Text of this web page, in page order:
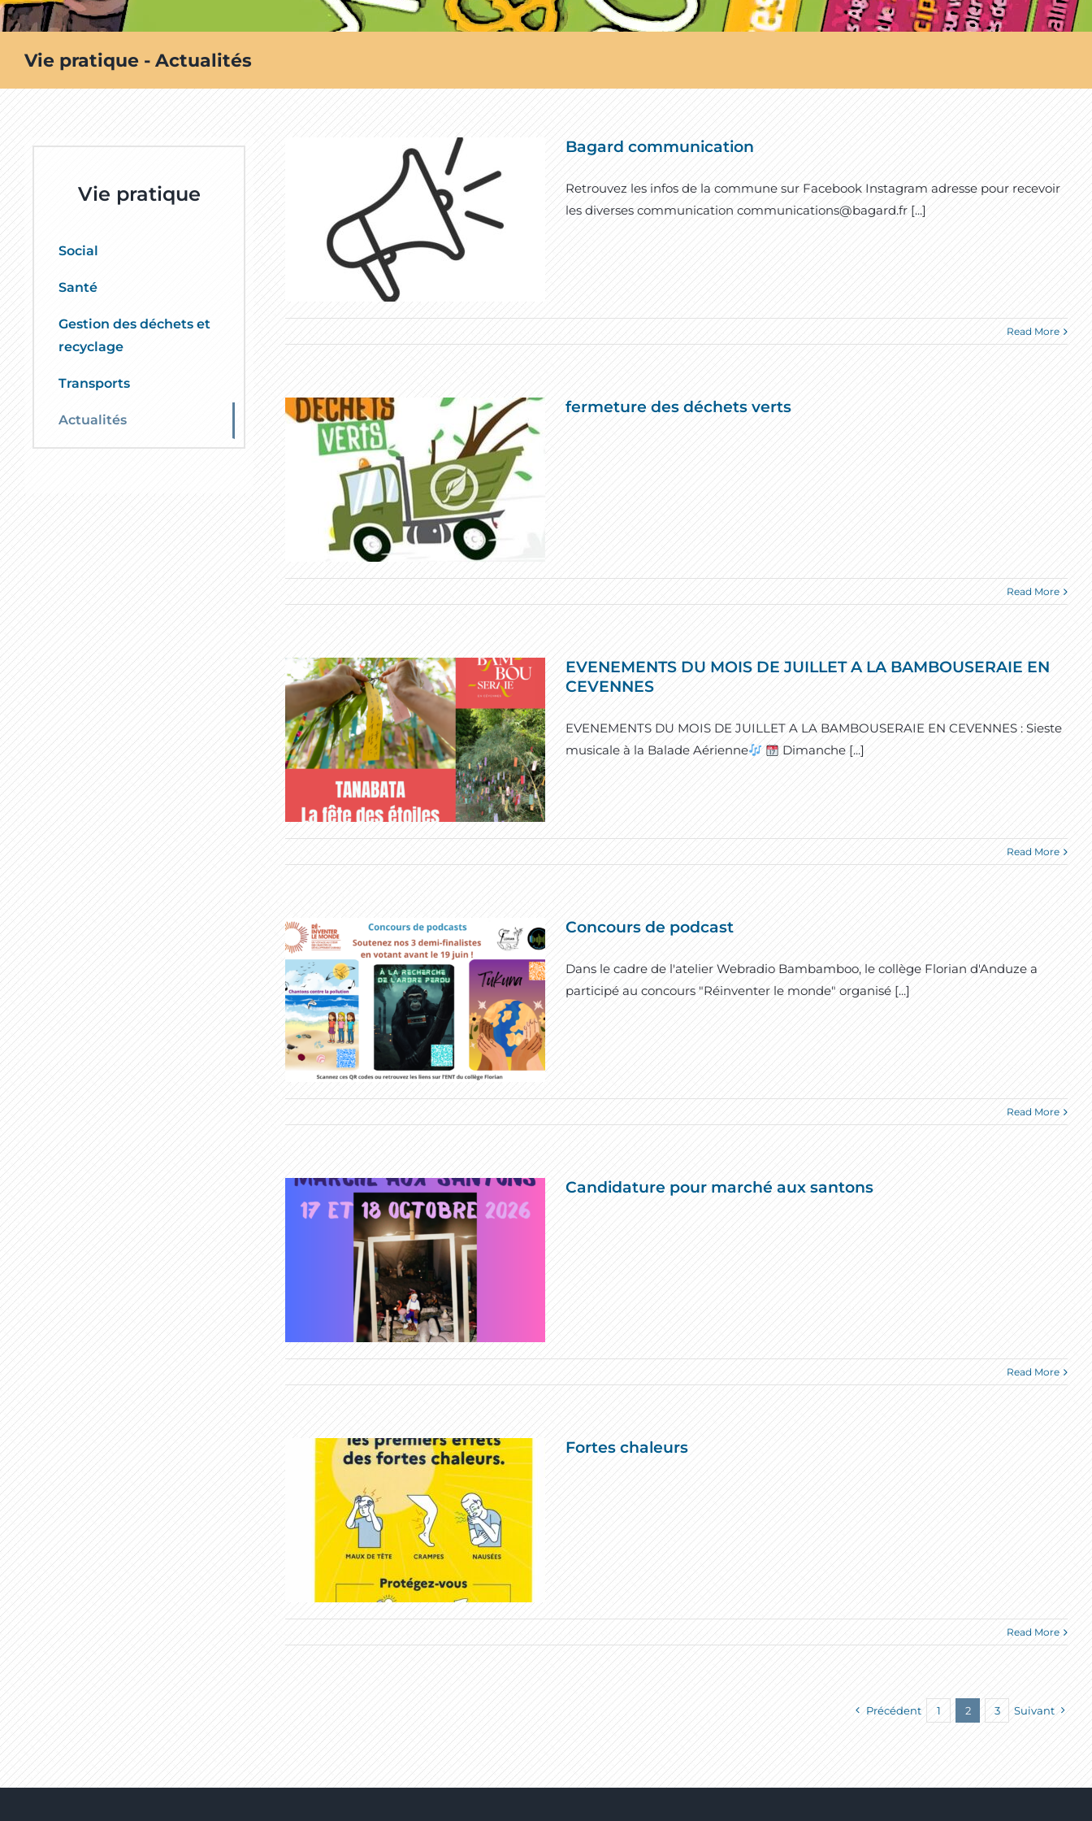
Vie pratique - Actualités
Bagard communication
Retrouvez les infos de la commune sur Facebook Instagram adresse pour recevoir
les diverses communication communications@bagard.fr [...]
Read More
fermeture des déchets verts
Read More
EVENEMENTS DU MOIS DE JUILLET A LA BAMBOUSERAIE EN
CEVENNES
EVENEMENTS DU MOIS DE JUILLET A LA BAMBOUSERAIE EN CEVENNES : Sieste
musicale à la Balade Aérienne
Dimanche [...]
Read More
Concours de podcast
Dans le cadre de l'atelier Webradio Bambamboo, le collège Florian d'Anduze a
participé au concours "Réinventer le monde" organisé [...]
Read More
Candidature pour marché aux santons
Read More
Fortes chaleurs
Read More
Précédent 1 2 3 Suivant
Vie pratique
Social
Santé
Gestion des déchets et
recyclage
Transports
Actualités